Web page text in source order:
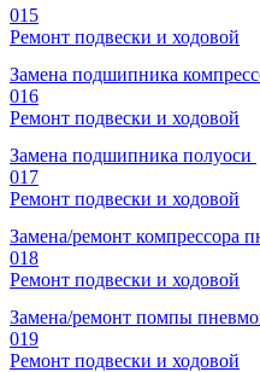
015
Ремонт подвески и ходовой
Замена подшипника
016
Ремонт подвески и ходовой
Замена подшипника полуоси
017
Ремонт подвески и ходовой
Замена/ремонт компрессора
018
Ремонт подвески и ходовой
Замена/ремонт помпы
019
Ремонт подвески и ходовой